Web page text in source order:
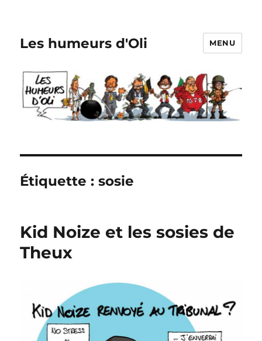
Les humeurs d'Oli MENU
Étiquette :sosie
Kid Noize et les sosies de
Theux